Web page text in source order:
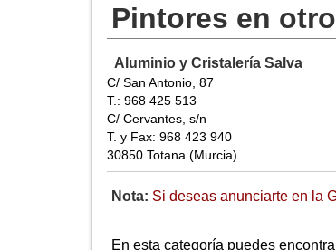
Pintores en
Aluminio y Cristalería Salva
C/ San Antonio, 87
T.: 968 425 513
C/ Cervantes, s/n
T. y Fax: 968 423 940
30850 Totana (Murcia)
Nota: Si deseas anunciarte en la
En esta categoría puedes